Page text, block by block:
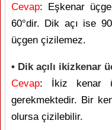
Cevap: Eşkenar
60°dir. Dik açı ise
üçgen çizilemez.
• Dik açılı ikizkenar
Cevap: İkiz kenar
gerekmektedir. Bir
olursa çizilebilir.